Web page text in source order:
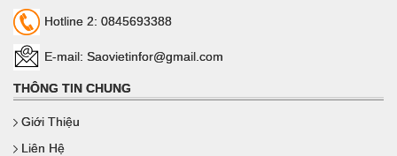
Hotline 2: 0845693388
E-mail: Saovietinfor@gmail.com
THÔNG TIN CHUNG
Giới Thiệu
Liên Hệ